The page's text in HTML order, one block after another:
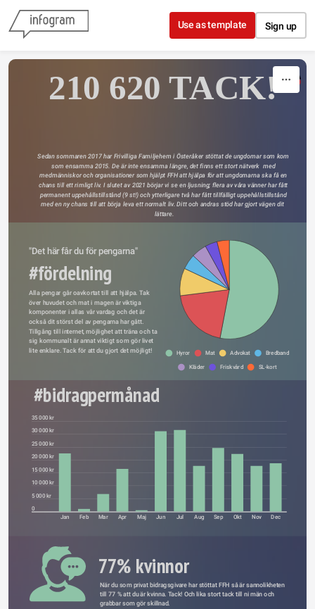
Skip to content
Use as template Sign up
210 620 TACK!
Sedan sommaren 2017 har Frivilliga Familjehem i Österåker stöttat de ungdomar som kom
som ensamma 2015. De är inte ensamma längre, det finns ett stort nätverk  med
medmänniskor och organisationer som hjälpt FFH att hjälpa för att ungdomarna ska få en
chans till ett rimligt liv. I slutet av 2021 börjar vi se en ljusning; flera av våra vänner har fått
permanent uppehållstillstånd (9 st!) och ytterligare två har fått tillfälligt uppehållstillstånd
med en ny chans till att börja leva ett normalt liv. Ditt och andras stöd har gjort vägen dit
lättare.
Hyror Mat Advokat Bredband
Kläder Friskvård SL-kort
"Det här får du för pengarna"
#fördelning
Alla pengar går oavkortat till att hjälpa. Tak
över huvudet och mat i magen är viktiga
komponenter i allas vår vardag och det är
också dit störst del av pengarna har gått.
Tillgång till internet, möjlighet att träna och ta
sig kommunalt är annat viktigt som gör livet
lite enklare. Tack för att du gjort det möjligt!
#bidragpermånad
35 000 kr
30 000 kr
25 000 kr
20 000 kr
15 000 kr
10 000 kr
5 000 kr
0
Jan Feb Mar Apr Maj Jun Jul Aug Sep Okt Nov Dec
77% kvinnor
När du som privat bidragsgivare har stöttat FFH så är sannolikheten
till 77 % att du är kvinna. Tack! Och lika stort tack till ni män och
grabbar som gör skillnad.